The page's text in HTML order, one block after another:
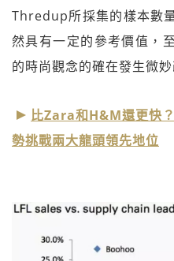
Thredup所採集的樣本數
然具有一定的參考價值，
的時尚觀念的確在發生微妙
比Zara和H&M還更快
勢挑戰兩大龍頭領先地位